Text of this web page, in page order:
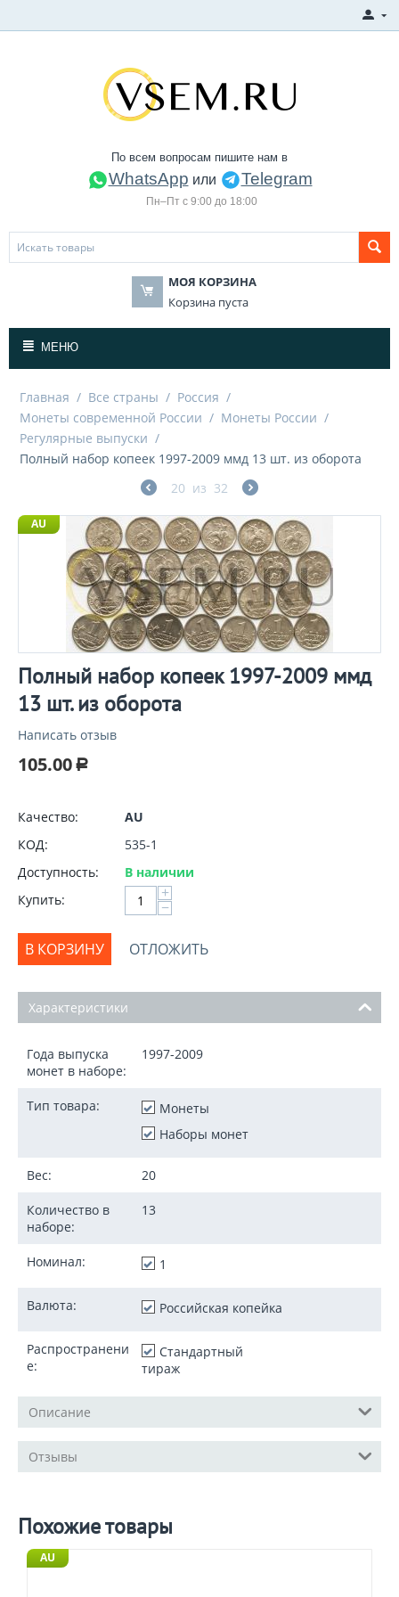
По всем вопросам пишите нам в
WhatsApp или Telegram
Пн–Пт с 9:00 до 18:00
МОЯ КОРЗИНА
Корзина пуста
МЕНЮ
Главная / Все страны / Россия /
Монеты современной России / Монеты России /
Регулярные выпуски /
Полный набор копеек 1997-2009 ммд 13 шт. из оборота
20 из 32
AU
Полный набор копеек 1997-2009 ммд
13 шт. из оборота
Написать отзыв
105.00 Р
Качество:
AU
КОД:
535-1
Доступность:
В наличии
Купить:
+
−
В КОРЗИНУ ОТЛОЖИТЬ
Характеристики
Года выпуска
монет в наборе:
1997-2009
Тип товара:
Монеты
Наборы монет
Вес: 20
Количество в
наборе:
13
Номинал: 1
Валюта: Российская копейка
Распространени
е:
Стандартный
тираж
Описание
Отзывы
Похожие товары
AU